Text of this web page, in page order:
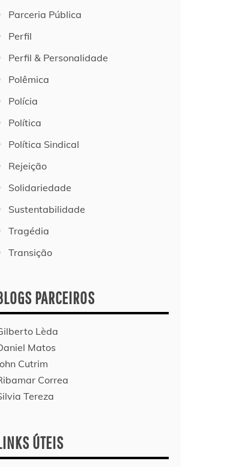
Parceria Pública
Perfil
Perfil & Personalidade
Polêmica
Polícia
Política
Política Sindical
Rejeição
Solidariedade
Sustentabilidade
Tragédia
Transição
PARCEIROS
Lèda
Matos
Cutrim
Correa
Tereza
ÚTEIS